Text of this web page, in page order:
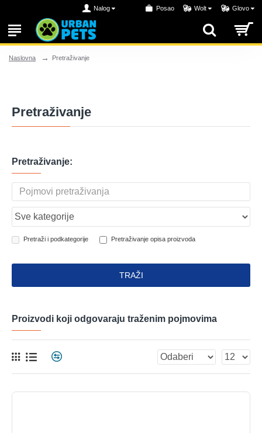
Nalog Posao Wolt Glovo
Naslovna Pretraživanje
Pretraživanje
Pretraživanje:
Pretraži i podkategorije Pretraživanje opisa proizvoda
TRAŽI
Proizvodi koji odgovaraju traženim pojmovima